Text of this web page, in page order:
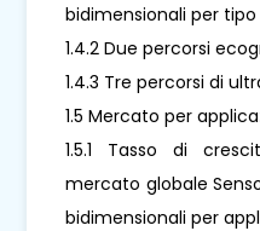
bidimensionali per tipo
1.4.2 Due percorsi
1.4.3 Tre percorsi di
1.5 Mercato per
1.5.1 Tasso di
mercato globale
bidimensionali per